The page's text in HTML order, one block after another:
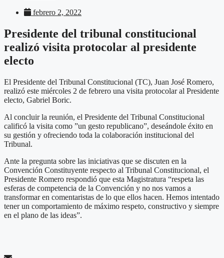
febrero 2, 2022
Presidente del tribunal constitucional
realizó visita protocolar al presidente
electo
El Presidente del Tribunal Constitucional (TC), Juan José Romero,
realizó este miércoles 2 de febrero una visita protocolar al Presidente
electo, Gabriel Boric.
Al concluir la reunión, el Presidente del Tribunal Constitucional
calificó la visita como ”un gesto republicano”, deseándole éxito en
su gestión y ofreciendo toda la colaboración institucional del
Tribunal.
Ante la pregunta sobre las iniciativas que se discuten en la
Convención Constituyente respecto al Tribunal Constitucional, el
Presidente Romero respondió que esta Magistratura “respeta las
esferas de competencia de la Convención y no nos vamos a
transformar en comentaristas de lo que ellos hacen. Hemos intentado
tener un comportamiento de máximo respeto, constructivo y siempre
en el plano de las ideas”.